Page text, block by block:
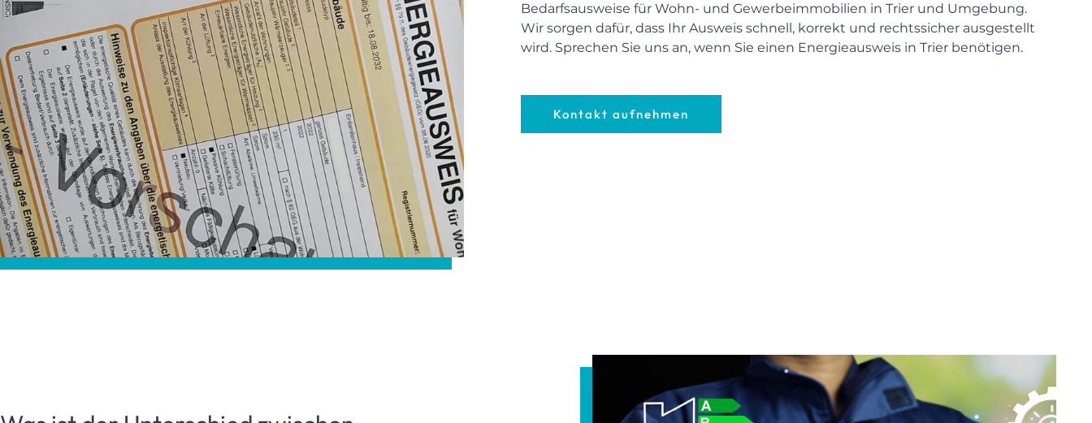
Bedarfsausweise für Wohn- und Gewerbeimmobilien in Trier und Umgebung.
Wir sorgen dafür, dass Ihr Ausweis schnell, korrekt und rechtssicher ausgestellt
wird. Sprechen Sie uns an, wenn Sie einen Energieausweis in Trier benötigen.
Kontakt aufnehmen